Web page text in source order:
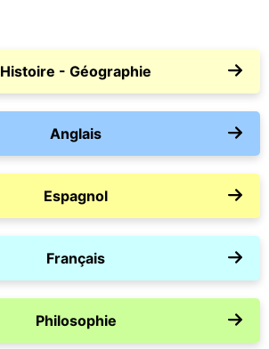
Histoire - Géographie
Anglais
Espagnol
Français
Philosophie